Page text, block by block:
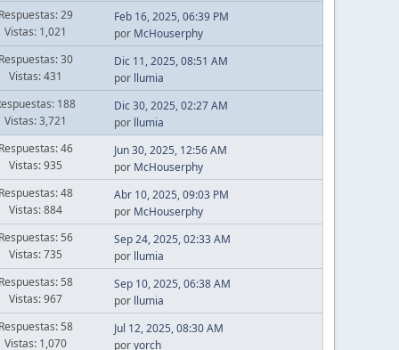
29
Vistas: 1,021
Feb 16, 2025, 06:39 PM
por McHouserphy
30
Vistas: 431
Dic 11, 2025, 08:51 AM
por llumia
188
Vistas: 3,721
Dic 30, 2025, 02:27 AM
por llumia
46
Vistas: 935
Jun 30, 2025, 12:56 AM
por McHouserphy
48
Vistas: 884
Abr 10, 2025, 09:03 PM
por McHouserphy
56
Vistas: 735
Sep 24, 2025, 02:33 AM
por llumia
58
Vistas: 967
Sep 10, 2025, 06:38 AM
por llumia
58
Vistas: 1,070
Jul 12, 2025, 08:30 AM
poryorch